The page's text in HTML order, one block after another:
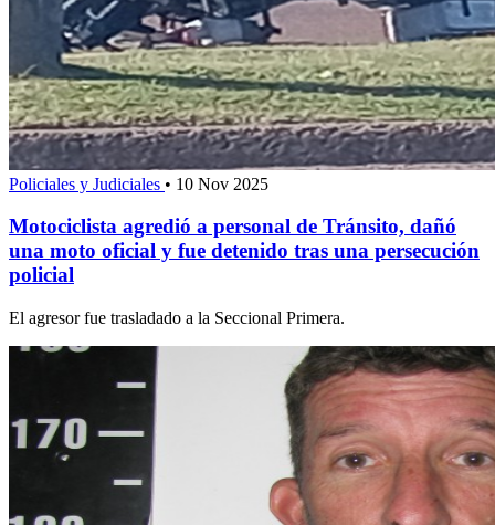
Policiales y Judiciales • 10 Nov 2025
Motociclista agredió a personal de Tránsito, dañó
una moto oficial y fue detenido tras una persecución
policial
El agresor fue trasladado a la Seccional Primera.